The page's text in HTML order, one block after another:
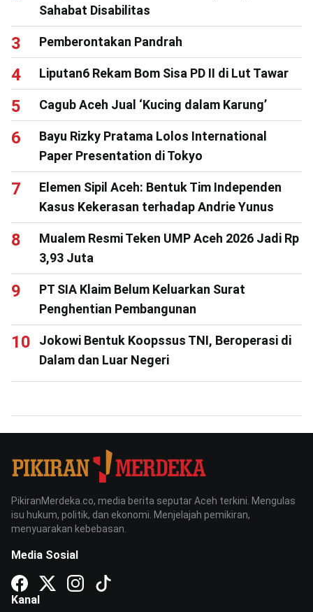
Sahabat Disabilitas
Pemberontakan Pandrah
Liputan6 Rekam Bom Sisa PD II di Lut Tawar
Cagub Aceh Jual ‘Kucing dalam Karung’
Bayu Rizky Pratama Lolos International
Paper Presentation di Tokyo
Elemen Sipil Aceh: Bentuk Tim Independen
Kasus Kekerasan terhadap Andrie Yunus
Mualem Resmi Teken UMP Aceh 2026 Jadi Rp
3,93 Juta
PT SIA Klaim Belum Keluarkan Surat
Penghentian Pembangunan
Jokowi Bentuk Koopssus TNI, Beroperasi di
Dalam dan Luar Negeri
PikiranMerdeka.co, media berita seputar Aceh terkini. Mengulas
isu hukum, politik, dan ekonomi. Menjelajah pemikiran,
menyuarakan kebebasan.
Media Sosial
Kanal